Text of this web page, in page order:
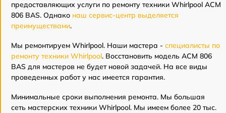
предоставляющих услуги по ремонту техники Whirlpool ACM
806 BAS. Однако наш сервис-центр выделяется
преимуществами.
Мы ремонтируем Whirlpool. Наши мастера - специалисты по
ремонту техники Whirlpool. Восстановить модель ACM 806
BAS для мастеров не будет новой задачей. На все виды
проведенных работ у нас имеется гарантия.
Минимальные сроки выполнения ремонта. Мы большая
сеть мастерских техники Whirlpool. Мы имеем более 20 тыс.